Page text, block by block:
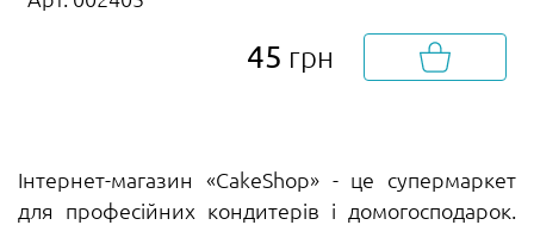
45 грн
Інтернет-магазин «CakeShop» - це супермаркет
для професійних кондитерів і домогосподарок.